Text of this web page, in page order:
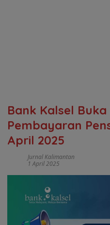
Bank Kalsel
Pembayaran
April 2025
Jurnal Kalimantan
1 April 2025